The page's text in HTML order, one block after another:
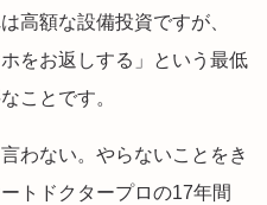
高額な設備投資ですが、
をお返しする」という最低
ことです。
わない。やらないことをき
トドクタープロの17年間